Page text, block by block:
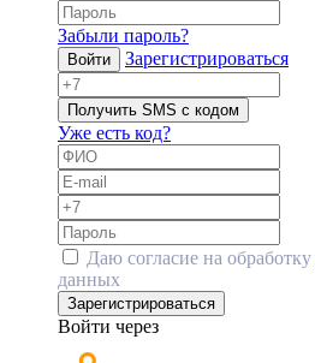
Забыли пароль?
Войти Зарегистрироваться
Получить SMS с кодом
Уже есть код?
Даю согласие на обработку
данных
Зарегистрироваться
Войти через